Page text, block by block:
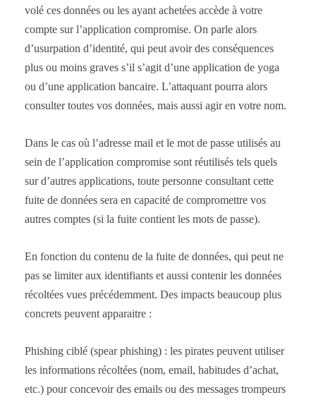
volé ces données ou les ayant achetées accède à votre
compte sur l’application compromise. On parle alors
d’usurpation d’identité, qui peut avoir des conséquences
plus ou moins graves s’il s’agit d’une application de yoga
ou d’une application bancaire. L’attaquant pourra alors
consulter toutes vos données, mais aussi agir en votre nom.
Dans le cas où l’adresse mail et le mot de passe utilisés au
sein de l’application compromise sont réutilisés tels quels
sur d’autres applications, toute personne consultant cette
fuite de données sera en capacité de compromettre vos
autres comptes (si la fuite contient les mots de passe).
En fonction du contenu de la fuite de données, qui peut ne
pas se limiter aux identifiants et aussi contenir les données
récoltées vues précédemment. Des impacts beaucoup plus
concrets peuvent apparaitre :
Phishing ciblé (spear phishing) : les pirates peuvent utiliser
les informations récoltées (nom, email, habitudes d’achat,
etc.) pour concevoir des emails ou des messages trompeurs